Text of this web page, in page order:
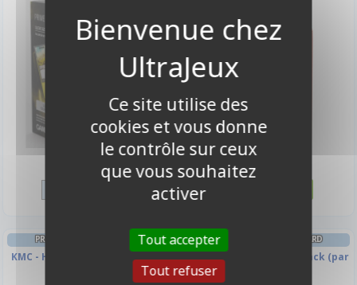
7,50 €
Disponible
9,90 €
Disponible
PROTÈGES CARTES STANDARD
KMC - Hyper MAT PRO Blue (par
PROTÈGES CARTES STANDARD
KMC - Hyper MAT PRO Black (par
Ce site utilise des
cookies et vous donne
le contrôle sur ceux
que vous souhaitez
activer
Tout accepter
Tout refuser